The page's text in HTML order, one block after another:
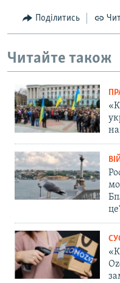
Поділитись
Читайте також